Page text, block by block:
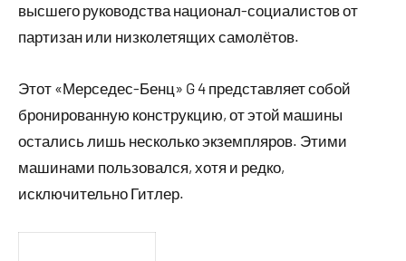
высшего руководства национал-социалистов от
партизан или низколетящих самолётов.
Этот «Мерседес-Бенц» G 4 представляет собой
бронированную конструкцию, от этой машины
остались лишь несколько экземпляров. Этими
машинами пользовался, хотя и редко,
исключительно Гитлер.